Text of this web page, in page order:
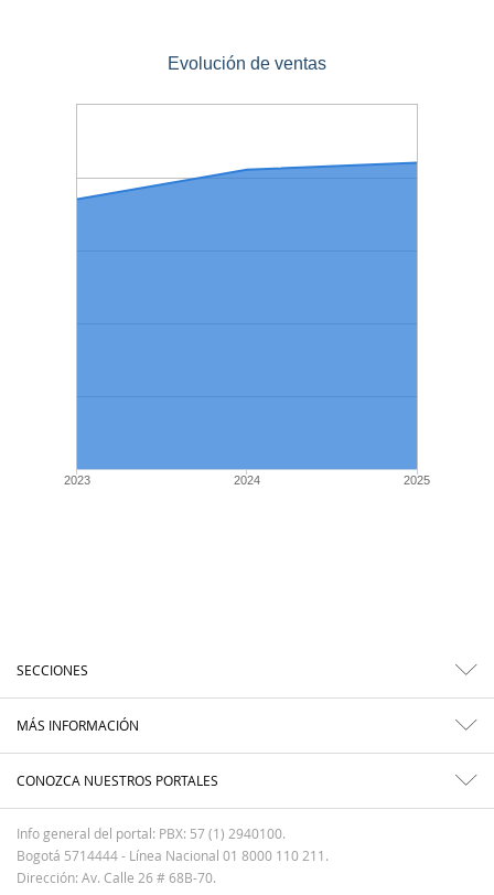
Evolución de ventas
2023 2024 2025
SECCIONES
MÁS INFORMACIÓN
CONOZCA NUESTROS PORTALES
Info general del portal: PBX: 57 (1) 2940100.
Bogotá 5714444 - Línea Nacional 01 8000 110 211.
Dirección: Av. Calle 26 # 68B-70.